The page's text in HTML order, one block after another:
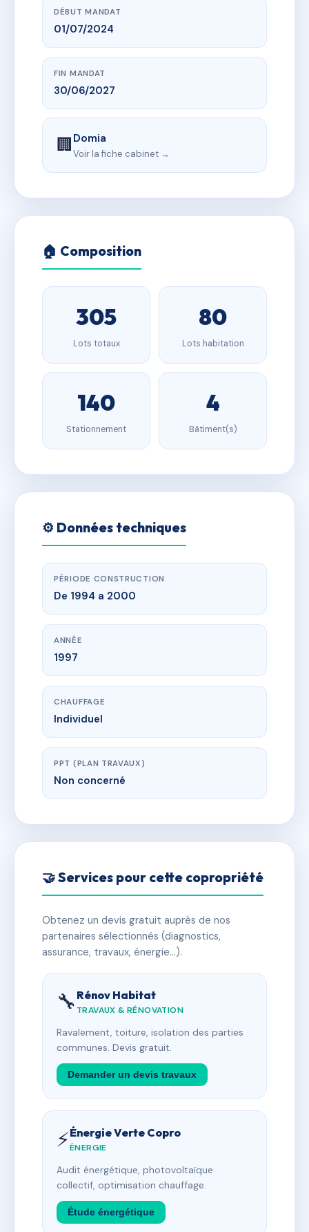
DÉBUT MANDAT
01/07/2024
FIN MANDAT
30/06/2027
🏢Domia
Voir la fiche cabinet →
🏠 Composition
305
Lots totaux
80
Lots habitation
140
Stationnement
4
Bâtiment(s)
⚙️ Données techniques
PÉRIODE CONSTRUCTION
De 1994 a 2000
ANNÉE
1997
CHAUFFAGE
Individuel
PPT (PLAN TRAVAUX)
Non concerné
🤝 Services pour cette copropriété
Obtenez un devis gratuit auprès de nos
partenaires sélectionnés (diagnostics,
assurance, travaux, énergie…).
🔧 Rénov Habitat
TRAVAUX & RÉNOVATION
Ravalement, toiture, isolation des parties
communes. Devis gratuit.
Demander un devis travaux
⚡Énergie Verte Copro
ÉNERGIE
Audit énergétique, photovoltaïque
collectif, optimisation chauffage.
Étude énergétique